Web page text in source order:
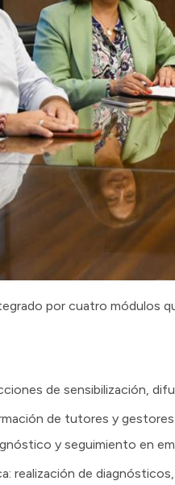
por cuatro módulos
de sensibilización,
de tutores y
y seguimiento en
realización de